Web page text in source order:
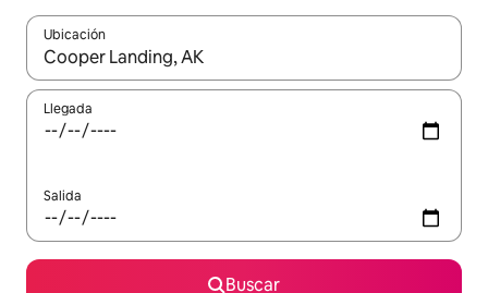
Ubicación
Cuando los resultados estén disponibles, navega con las
Llegada
Salida
Buscar